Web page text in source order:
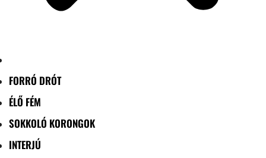
FORRÓ DRÓT
ÉLŐ FÉM
SOKKOLÓ KORONGOK
INTERJÚ